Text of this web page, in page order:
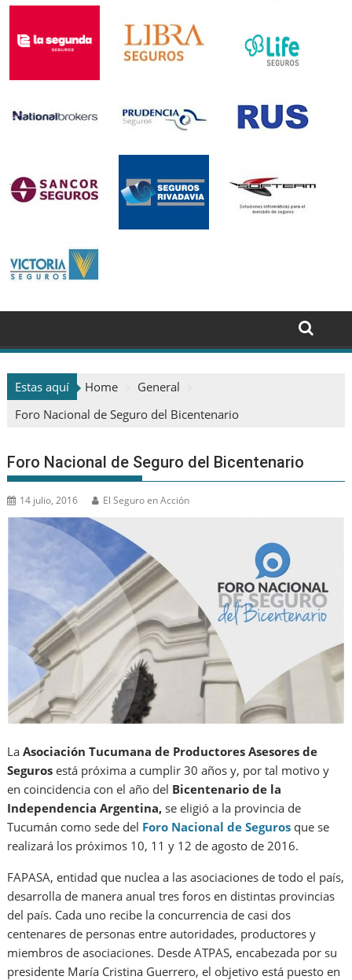
Estas aquí Home
General
Foro Nacional de Seguro del Bicentenario
Foro Nacional de Seguro del Bicentenario
14 julio, 2016 El Seguro en Acción
La Asociación Tucumana de Productores Asesores de
Seguros está próxima a cumplir 30 años y, por tal motivo y
en coincidencia con el año del Bicentenario de la
Independencia Argentina, se eligió a la provincia de
Tucumán como sede del Foro Nacional de Seguros que se
realizará los próximos 10, 11 y 12 de agosto de 2016.
FAPASA, entidad que nuclea a las asociaciones de todo el país,
desarrolla de manera anual tres foros en distintas provincias
del país. Cada uno recibe la concurrencia de casi dos
centenares de personas entre autoridades, productores y
miembros de asociaciones. Desde ATPAS, encabezada por su
presidente María Cristina Guerrero, el objetivo está puesto en